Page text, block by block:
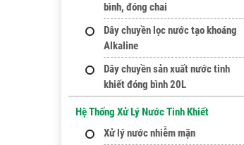
bình, đóng chai
Dây chuyền lọc nước tạo khoáng
Alkaline
Dây chuyền sản xuất nước tinh
khiết đóng bình 20L
Hệ Thống Xử Lý Nước Tinh Khiết
Xử lý nước nhiễm mặn